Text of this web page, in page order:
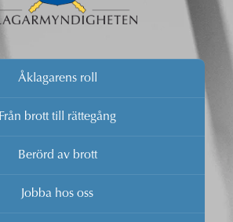
Åklagarens roll
Från brott till rättegång
Berörd av brott
Jobba hos oss